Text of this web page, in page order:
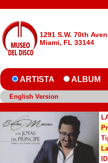
1291 S.W. 70th
Miami, FL 33144
ARTISTA ALBUM
English Version